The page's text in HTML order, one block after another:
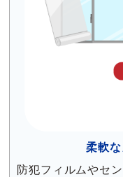
柔軟
防犯フィルムやセ